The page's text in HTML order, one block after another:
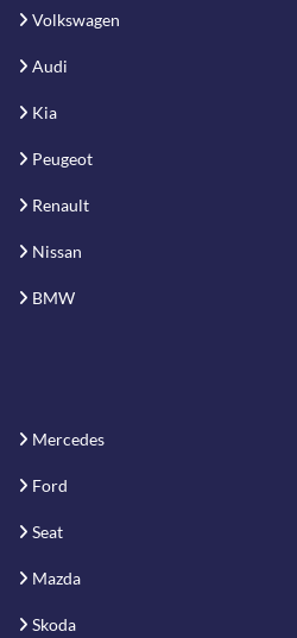
Volkswagen
Audi
Kia
Peugeot
Renault
Nissan
BMW
Mercedes
Ford
Seat
Mazda
Skoda